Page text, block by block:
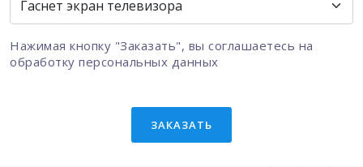
Нажимая кнопку "Заказать", вы соглашаетесь на
обработку персональных данных
ЗАКАЗАТЬ